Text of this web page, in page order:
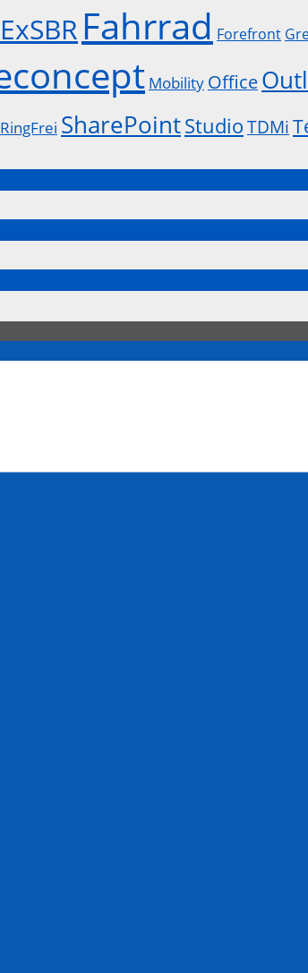
ExSBR Fahrrad Forefront
Mobility Office
RingFrei SharePointStudio TDMi